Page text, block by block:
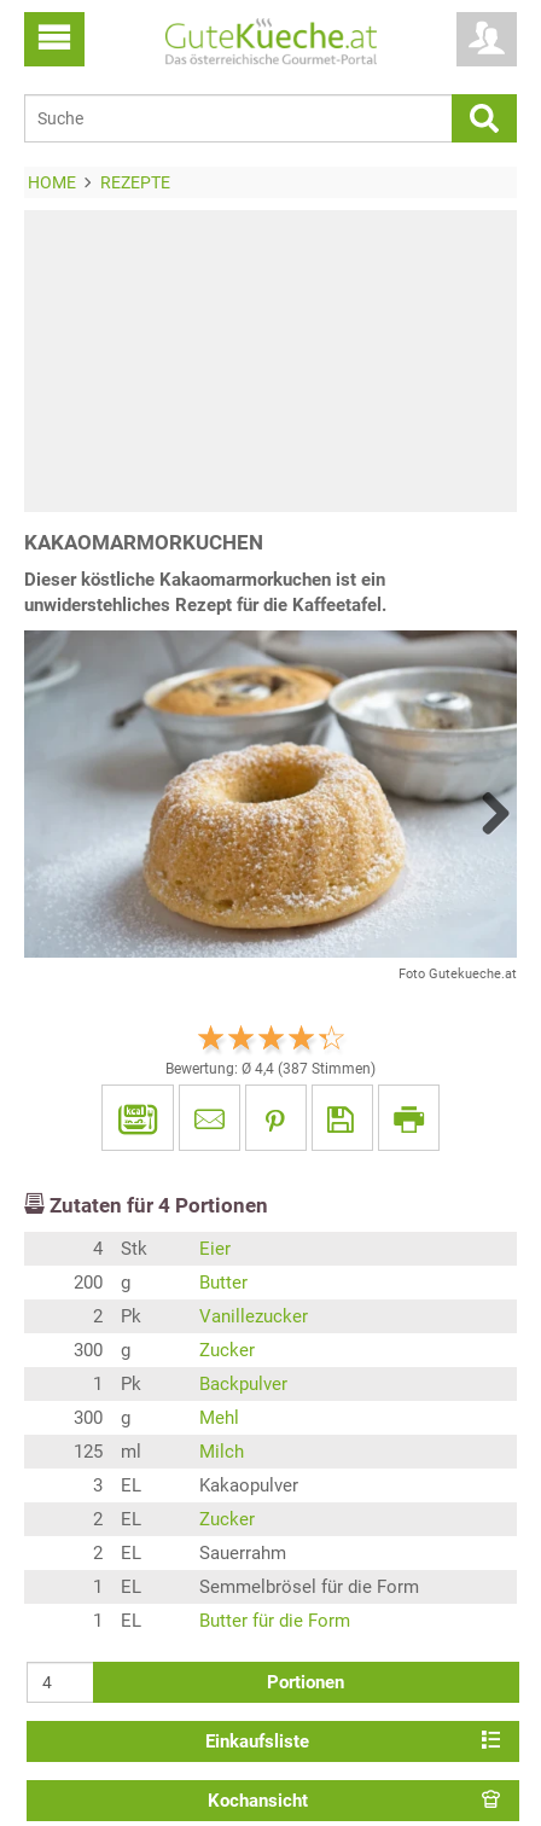
HOME REZEPTE
KAKAOMARMORKUCHEN
Dieser köstliche Kakaomarmorkuchen ist ein
unwiderstehliches Rezept für die Kaffeetafel.
Foto Gutekueche.at
Bewertung: Ø 4,4 (387 Stimmen)
Zutaten für 4 Portionen
4 Stk
Eier
200
g
Butter
2
Pk
Vanillezucker
300
g
Zucker
1
Pk
Backpulver
300
g
Mehl
125
ml
Milch
3
EL
Kakaopulver
2
EL
Zucker
2
EL
Sauerrahm
1
EL
Semmelbrösel für die Form
1
EL Butter für die Form
Portionen
Einkaufsliste
Kochansicht